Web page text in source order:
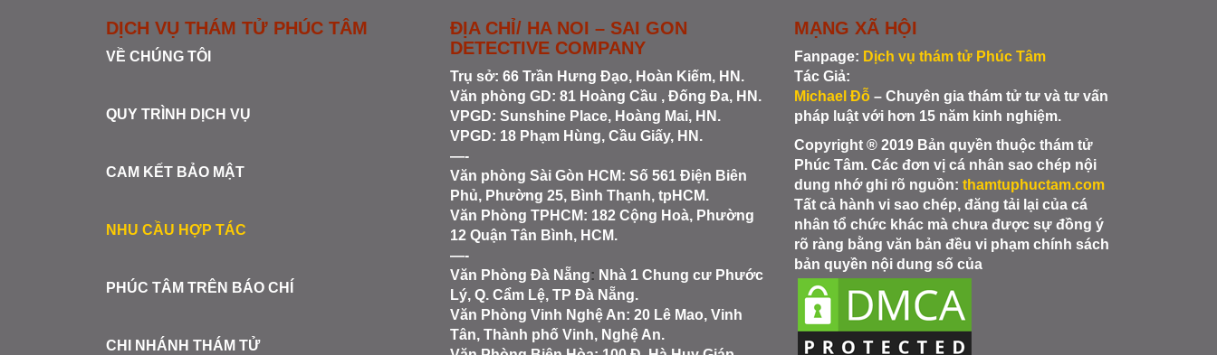
DỊCH VỤ THÁM TỬ PHÚC TÂM
VỀ CHÚNG TÔI
QUY TRÌNH DỊCH VỤ
CAM KẾT BẢO MẬT
NHU CẦU HỢP TÁC
PHÚC TÂM TRÊN BÁO CHÍ
CHI NHÁNH THÁM TỬ
ĐỊA CHỈ/ HA NOI – SAI GON
DETECTIVE COMPANY
Trụ sở: 66 Trần Hưng Đạo, Hoàn Kiếm, HN.
Văn phòng GD: 81 Hoàng Cầu , Đống Đa, HN.
VPGD: Sunshine Place, Hoàng Mai, HN.
VPGD: 18 Phạm Hùng, Cầu Giấy, HN.
—-
Văn phòng Sài Gòn HCM: Số 561 Điện Biên
Phủ, Phường 25, Bình Thạnh, tpHCM.
Văn Phòng TPHCM: 182 Cộng Hoà, Phường
12 Quận Tân Bình, HCM.
—-
Văn Phòng Đà Nẵng: Nhà 1 Chung cư Phước
Lý, Q. Cẩm Lệ, TP Đà Nẵng.
Văn Phòng Vinh Nghệ An: 20 Lê Mao, Vinh
Tân, Thành phố Vinh, Nghệ An.
MẠNG XÃ HỘI
Fanpage: Dịch vụ thám tử Phúc Tâm
Tác Giả:
Michael Đỗ – Chuyên gia thám tử tư và tư vấn
pháp luật với hơn 15 năm kinh nghiệm.
Copyright ® 2019 Bản quyền thuộc thám tử
Phúc Tâm. Các đơn vị cá nhân sao chép nội
dung nhớ ghi rõ nguồn: thamtuphuctam.com
Tất cả hành vi sao chép, đăng tải lại của cá
nhân tổ chức khác mà chưa được sự đồng ý
rõ ràng bằng văn bản đều vi phạm chính sách
bản quyền nội dung số của